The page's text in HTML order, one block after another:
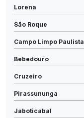
Lorena
São Roque
Campo Limpo Paulista
Bebedouro
Cruzeiro
Pirassununga
Jaboticabal